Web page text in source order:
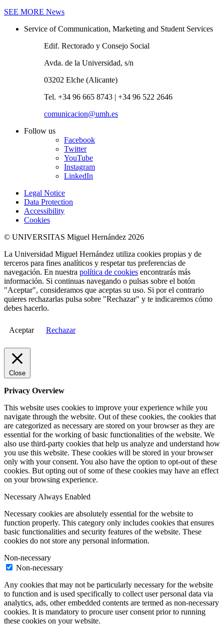
SEE MORE News
Service of Communication, Marketing and Student Services
Edif. Rectorado y Consejo Social
Avda. de la Universidad, s/n
03202 Elche (Alicante)
Tel. +34 96 665 8743 | +34 96 522 2646
comunicacion@umh.es
Follow us
Facebook
Twitter
YouTube
Instagram
LinkedIn
Legal Notice
Data Protection
Accessibility
Cookies
© UNIVERSITAS Miguel Hernández 2026
La Universidad Miguel Hernández utiliza cookies propias y de
terceros para fines analíticos y respetar tus preferencias de
navegación. En nuestra política de cookies encontrarás más
información. Si continuas navegando o pulsas sobre el botón
"Aceptar", consideramos que aceptas su uso. Si por el contrario
quieres rechazarlas pulsa sobre "Rechazar" y te indicaremos cómo
debes hacerlo.
Aceptar Rechazar
Close
Privacy Overview
This website uses cookies to improve your experience while you
navigate through the website. Out of these cookies, the cookies that
are categorized as necessary are stored on your browser as they are
essential for the working of basic functionalities of the website. We
also use third-party cookies that help us analyze and understand how
you use this website. These cookies will be stored in your browser
only with your consent. You also have the option to opt-out of these
cookies. But opting out of some of these cookies may have an effect
on your browsing experience.
NecessaryAlways Enabled
Necessary cookies are absolutely essential for the website to
function properly. This category only includes cookies that ensures
basic functionalities and security features of the website. These
cookies do not store any personal information.
Non-necessary
Non-necessary
Any cookies that may not be particularly necessary for the website
to function and is used specifically to collect user personal data via
analytics, ads, other embedded contents are termed as non-necessary
cookies. It is mandatory to procure user consent prior to running
these cookies on your website.